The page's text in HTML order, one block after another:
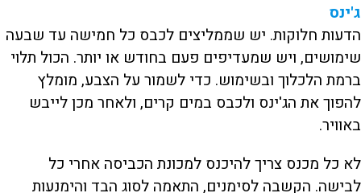
ג'ינס
הדעות חלוקות. יש שממליצים לכבס כל חמישה עד שבעה
שימושים, ויש שמעדיפים פעם בחודש או יותר. הכול תלוי
ברמת הלכלוך ובשימוש. כדי לשמור על הצבע, מומלץ
להפוך את הג'ינס ולכבס במים קרים, ולאחר מכן לייבש
באוויר.
לא כל מכנס צריך להיכנס למכונת הכביסה אחרי כל
לבישה. הקשבה לסימנים, התאמה לסוג הבד והימנעות